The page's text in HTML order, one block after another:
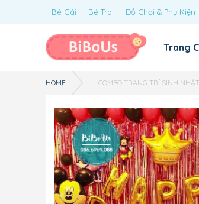
Bé Gái Bé Trai Đồ Chơi & Phụ Kiện
Trang
HOME COMBO TRANG TRÍ SINH